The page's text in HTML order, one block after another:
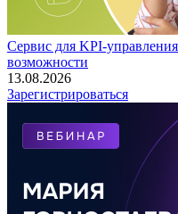
Сервис для KPI-
возможности
13.08.2026
Зарегистрироваться